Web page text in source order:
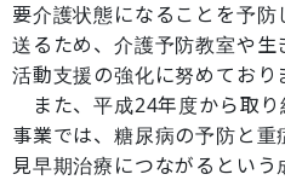
要介護状態になることを予
送るため、介護予防教室や
活動支援の強化に努めており
また、平成24年度から取
事業では、糖尿病の予防と
見早期治療につながるとい